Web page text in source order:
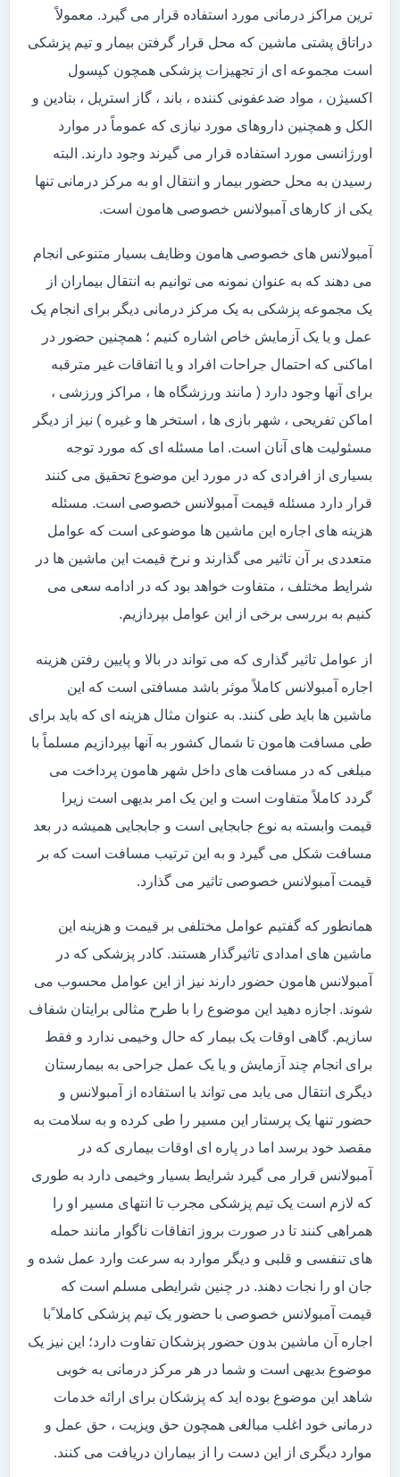
ترین مراکز درمانی مورد استفاده قرار می گیرد. معمولاً
دراتاق پشتی ماشین که محل قرار گرفتن بیمار و تیم پزشکی
است مجموعه ای از تجهیزات پزشکی همچون کپسول
اکسیژن ، مواد ضدعفونی کننده ، باند ، گاز استریل ، بتادین و
الکل و همچنین داروهای مورد نیازی که عموماً در موارد
اورژانسی مورد استفاده قرار می گیرند وجود دارند. البته
رسیدن به محل حضور بیمار و انتقال او به مرکز درمانی تنها
یکی از کارهای آمبولانس خصوصی هامون است.
آمبولانس های خصوصی هامون وظایف بسیار متنوعی انجام
می دهند که به عنوان نمونه می توانیم به انتقال بیماران از
یک مجموعه پزشکی به یک مرکز درمانی دیگر برای انجام یک
عمل و یا یک آزمایش خاص اشاره کنیم ؛ همچنین حضور در
اماکنی که احتمال جراحات افراد و یا اتفاقات غیر مترقبه
برای آنها وجود دارد ( مانند ورزشگاه ها ، مراکز ورزشی ،
اماکن تفریحی ، شهر بازی ها ، استخر ها و غیره ) نیز از دیگر
مسئولیت های آنان است. اما مسئله ای که مورد توجه
بسیاری از افرادی که در مورد این موضوع تحقیق می کنند
قرار دارد مسئله قیمت آمبولانس خصوصی است. مسئله
هزینه های اجاره این ماشین ها موضوعی است که عوامل
متعددی بر آن تاثیر می گذارند و نرخ قیمت این ماشین ها در
شرایط مختلف ، متفاوت خواهد بود که در ادامه سعی می
کنیم به بررسی برخی از این عوامل بپردازیم.
از عوامل تاثیر گذاری که می تواند در بالا و پایین رفتن هزینه
اجاره آمبولانس کاملاً موثر باشد مسافتی است که این
ماشین ها باید طی کنند. به عنوان مثال هزینه ای که باید برای
طی مسافت هامون تا شمال کشور به آنها بپردازیم مسلماً با
مبلغی که در مسافت های داخل شهر هامون پرداخت می
گردد کاملاً متفاوت است و این یک امر بدیهی است زیرا
قیمت وابسته به نوع جابجایی است و جابجایی همیشه در بعد
مسافت شکل می گیرد و به این ترتیب مسافت است که بر
قیمت آمبولانس خصوصی تاثیر می گذارد.
همانطور که گفتیم عوامل مختلفی بر قیمت و هزینه این
ماشین های امدادی تاثیرگذار هستند. کادر پزشکی که در
آمبولانس هامون حضور دارند نیز از این عوامل محسوب می
شوند. اجازه دهید این موضوع را با طرح مثالی برایتان شفاف
سازیم. گاهی اوقات یک بیمار که حال وخیمی ندارد و فقط
برای انجام چند آزمایش و یا یک عمل جراحی به بیمارستان
دیگری انتقال می یابد می تواند با استفاده از آمبولانس و
حضور تنها یک پرستار این مسیر را طی کرده و به سلامت به
مقصد خود برسد اما در پاره ای اوقات بیماری که در
آمبولانس قرار می گیرد شرایط بسیار وخیمی دارد به طوری
که لازم است یک تیم پزشکی مجرب تا انتهای مسیر او را
همراهی کنند تا در صورت بروز اتفاقات ناگوار مانند حمله
های تنفسی و قلبی و دیگر موارد به سرعت وارد عمل شده و
جان او را نجات دهند. در چنین شرایطی مسلم است که
قیمت آمبولانس خصوصی با حضور یک تیم پزشکی کاملا ًبا
اجاره آن ماشین بدون حضور پزشکان تفاوت دارد؛ این نیز یک
موضوع بدیهی است و شما در هر مرکز درمانی به خوبی
شاهد این موضوع بوده اید که پزشکان برای ارائه خدمات
درمانی خود اغلب مبالغی همچون حق ویزیت ، حق عمل و
موارد دیگری از این دست را از بیماران دریافت می کنند.